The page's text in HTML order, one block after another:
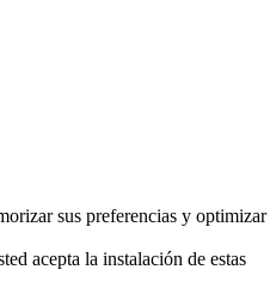
sus preferencias y optimizar
acepta la instalación de estas